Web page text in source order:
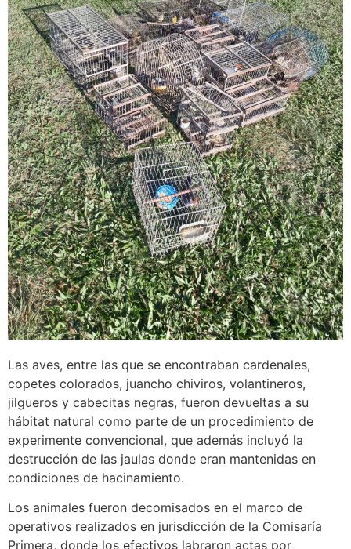
Las aves, entre las que se encontraban cardenales,
copetes colorados, juancho chiviros, volantineros,
jilgueros y cabecitas negras, fueron devueltas a su
hábitat natural como parte de un procedimiento de
experimente convencional, que además incluyó la
destrucción de las jaulas donde eran mantenidas en
condiciones de hacinamiento.
Los animales fueron decomisados en el marco de
operativos realizados en jurisdicción de la Comisaría
Primera, donde los efectivos labraron actas por